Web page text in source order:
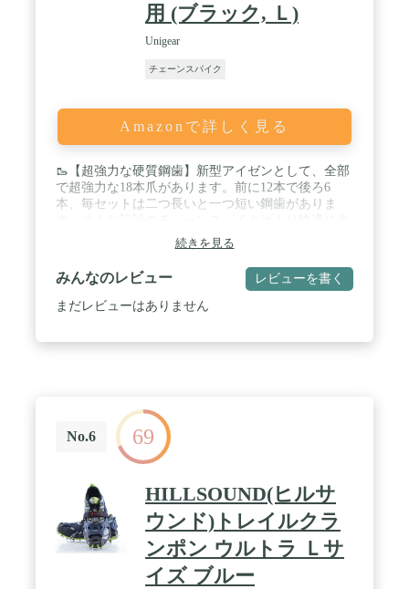
用 (ブラック, Ｌ)
Unigear
チェーンスパイク
Amazonで詳しく見る
🥾【超強力な硬質鋼歯】新型アイゼンとして、全部
で超強力な18本爪があります。前に12本で後ろ6
本、毎セットは二つ長いと一つ短い鋼歯がありま
くのを助けることができます。簡易型の10本爪アイ
ゼンより安定感の増します。高品質な201ステンレ
ス素材で作られるので、従来型のアイゼンよりも丈
夫なさびにくいです。耐寒性が-45°CまでOKです！
/ 🥾【アップグレードチェーンデザイン】シームレ
弾力TPE】伸縮性が高いて柔いのTPEを採用して、
そのアイゼンは靴の大きさに合わせて3cm前後のサ
イズ調整が可能です。外側TPEアイレットは厚くさ
れて、割れるを防めします。軽量て耐久性もあるの
チェーンスパイクです。 / 🥾【着脱簡単・収納袋付
き】脱落防止ベルトが付きので、アイゼンを着脱が
簡単です。転倒防止の効果も良くて、初心者にとて
も適してのアイゼンです。コンパクトなチェーンス
パイクとして、収納ボックスも付きので、持ち運び
にも便利です。【適用の靴】本アイゼンは天然高弾
力ありTPEを使うので、さまざまな種類の靴に適し
続きを見る
みんなのレビュー レビューを書く
まだレビューはありません
No.6 69
HILLSOUND(ヒルサ
ウンド)トレイルクラ
ンポン ウルトラ Ｌサ
イズ ブルー